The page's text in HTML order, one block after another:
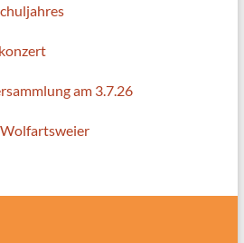
am 3.7.26